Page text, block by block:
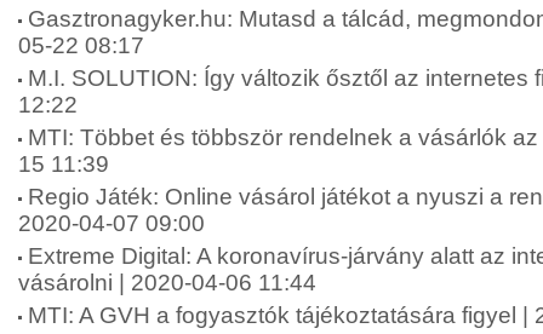
Gasztronagyker.hu: Mutasd a tálcád,
05-22 08:17
M.I. SOLUTION: Így változik ősztől az internetes
12:22
MTI: Többet és többször rendelnek a vásárlók
15 11:39
Regio Játék: Online vásárol játékot a nyuszi a
2020-04-07 09:00
Extreme Digital: A koronavírus-járvány alatt az
vásárolni | 2020-04-06 11:44
MTI: A GVH a fogyasztók tájékoztatására figyel |